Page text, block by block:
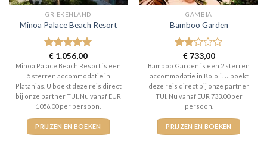
GRIEKENLAND
Minoa Palace Beach Resort
Gewaardeerd
5uit 5
€ 1.056,00
Minoa Palace Beach Resort is een
5 sterren accommodatie in
Platanias. U boekt deze reis direct
bij onze partner TUI. Nu vanaf EUR
1056.00 per persoon.
PRIJZEN EN BOEKEN
GAMBIA
Bamboo Garden
Gewaardeerd
2uit
5
€733,00
Bamboo Garden is een 2 sterren
accommodatie in Kololi. U boekt
deze reis direct bij onze partner
TUI. Nu vanaf EUR 733.00 per
persoon.
PRIJZEN EN BOEKEN